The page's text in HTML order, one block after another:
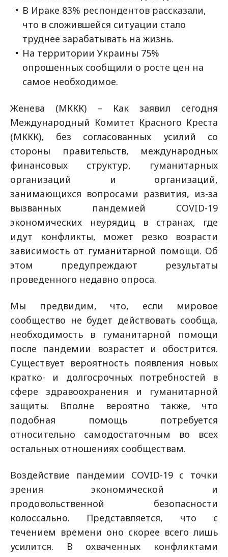
В Ираке 83% респондентов рассказали,
что в сложившейся ситуации стало
труднее зарабатывать на жизнь.
На территории Украины 75%
опрошенных сообщили о росте цен на
самое необходимое.
Женева (МККК) – Как заявил сегодня
Международный Комитет Красного Креста
(МККК), без согласованных усилий со
стороны правительств, международных
финансовых структур, гуманитарных
организаций и организаций,
занимающихся вопросами развития, из-за
вызванных пандемией COVID-19
экономических неурядиц в странах, где
идут конфликты, может резко возрасти
зависимость от гуманитарной помощи. Об
этом предупреждают результаты
проведенного недавно опроса.
Мы предвидим, что, если мировое
сообщество не будет действовать сообща,
необходимость в гуманитарной помощи
после пандемии возрастет и обострится.
Существует вероятность появления новых
кратко- и долгосрочных потребностей в
сфере здравоохранения и гуманитарной
защиты. Вполне вероятно также, что
подобная помощь потребуется
относительно самодостаточным во всех
остальных отношениях сообществам.
Воздействие пандемии COVID-19 с точки
зрения экономической и
продовольственной безопасности
колоссально. Представляется, что с
течением времени оно скорее всего лишь
усилится. В охваченных конфликтами